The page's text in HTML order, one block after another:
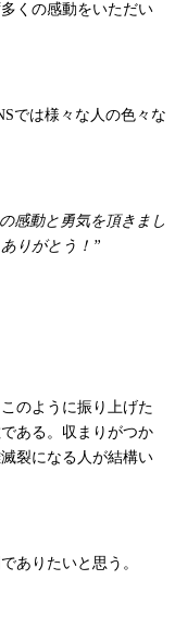
くの感動をいただい
では様々な人の色々な
感動と勇気を頂きまし
りがとう！”
のように振り上げた
ある。収まりがつか
裂になる人が結構い
ありたいと思う。